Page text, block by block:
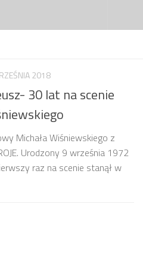
2018
30 lat na scenie
Michała Wiśniewskiego z
Urodzony 9 września 1972
raz na scenie stanął w